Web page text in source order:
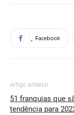
Facebook
Artigo anterior
51 franquias que
tendência para